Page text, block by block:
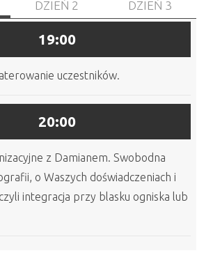
DZIEŃ 2 DZIEŃ 3
19:00
uczestników.
20:00
z Damianem. Swobodna
o Waszych doświadczeniach i
integracja przy blasku ogniska lub